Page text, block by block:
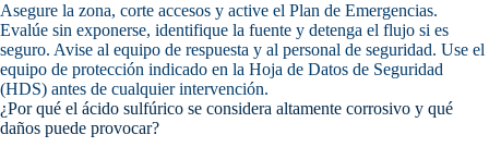
Asegure la zona, corte accesos y active el Plan de Emergencias.
Evalúe sin exponerse, identifique la fuente y detenga el flujo si es
seguro. Avise al equipo de respuesta y al personal de seguridad. Use el
equipo de protección indicado en la Hoja de Datos de Seguridad
(HDS) antes de cualquier intervención.
¿Por qué el ácido sulfúrico se considera altamente corrosivo y qué
daños puede provocar?